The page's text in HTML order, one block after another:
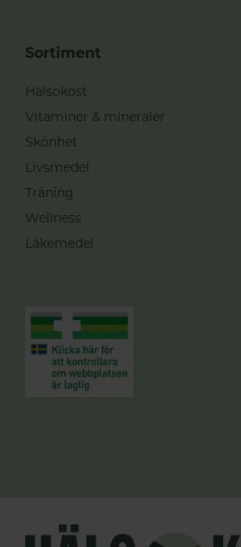
Sortiment
Hälsokost
Vitaminer & mineraler
Skönhet
Livsmedel
Träning
Wellness
Läkemedel